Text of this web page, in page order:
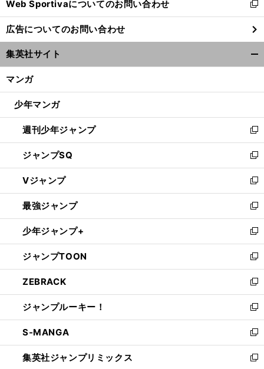
く
Web Sportivaについてのお問い合わせ
新
し
い
ウ
ィ
ン
ウ
開
く
広告についてのお問い合わせ
集英社サイト
マンガ
少年マンガ
週刊少年ジャンプ
新
し
い
ウ
ィ
ン
ド
ウ
で
開
く
ジャンプSQ
新
し
い
ウ
ィ
ン
ド
ウ
で
開
く
Vジャンプ
新
し
い
ウ
ィ
ン
ド
ウ
で
開
く
最強ジャンプ
新
し
い
ウ
ィ
ン
ド
ウ
で
開
く
少年ジャンプ+
新
し
い
ウ
ィ
ン
ド
ウ
で
開
く
ジャンプTOON
新
し
い
ウ
ィ
ン
ド
ウ
で
ZEBRACK
新
し
い
ウ
ィ
ン
ド
ジャンプルーキー！
新
し
い
ウ
ィ
S-MANGA
新
し
い
集英社ジャンプリミックス
新